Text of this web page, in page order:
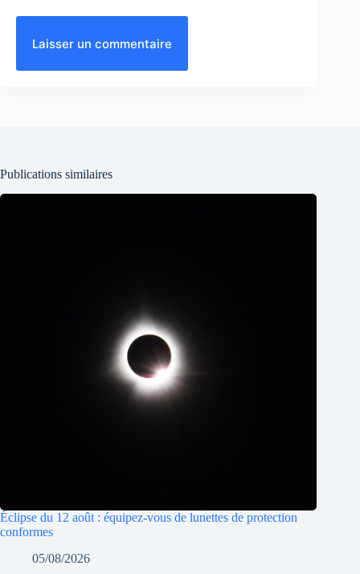
Laisser un commentaire
Publications similaires
Éclipse du 12 août : équipez-vous de lunettes de protection
conformes
05/08/2026